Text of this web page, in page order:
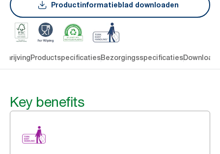
Productinformatieblad downloaden
ProductspecificatiesBezorgingsspecificaties
Key benefits